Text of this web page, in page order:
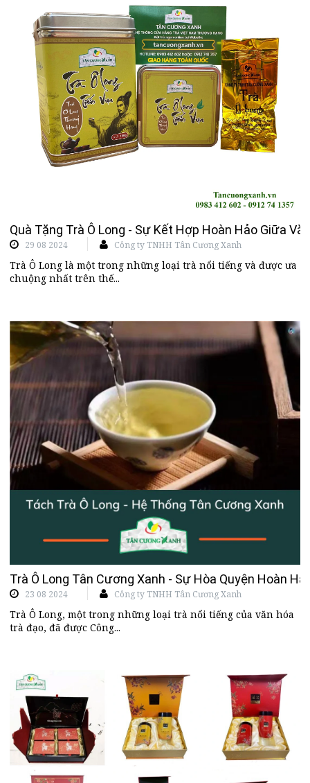
Quà Tặng Trà Ô Long - Sự Kết Hợp Hoàn Hảo Giữa
29 08 2024 Công ty TNHH Tân Cương Xanh
Trà Ô Long là một trong những loại trà nổi tiếng và được ưa
chuộng nhất trên thế...
Trà Ô Long Tân Cương Xanh - Sự Hòa Quyện Hoàn
23 08 2024 Công ty TNHH Tân Cương Xanh
Trà Ô Long, một trong những loại trà nổi tiếng của văn hóa
trà đạo, đã được Công...